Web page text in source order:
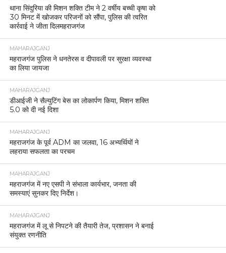
थाना सिंदुरिया की मिशन शक्ति टीम ने 2 वर्षीय बच्ची कृषा को
30 मिनट में खोजकर परिजनों को सौंपा, पुलिस की त्वरित
कार्रवाई ने जीता दिलमहराजगंज
MAHARAJGANJ
महराजगंज पुलिस ने धनतेरस व दीपावली पर सुरक्षा व्यवस्था
का लिया जायजा
MAHARAJGANJ
डीआईजी ने सैल्युटिंग बेस का लोकार्पण किया, मिशन शक्ति
5.0 को दी नई दिशा
MAHARAJGANJ
महराजगंज के पूर्व ADM का जलवा, 16 अभ्यर्थियों ने
लहराया सफलता का परचम
MAHARAJGANJ
महराजगंज में नए एसपी ने संभाला कार्यभार, जनता की
समस्याएं सुनकर दिए निर्देश।
MAHARAJGANJ
महराजगंज में लू से निपटने की तैयारी तेज, प्रशासन ने बनाई
संयुक्त रणनीति